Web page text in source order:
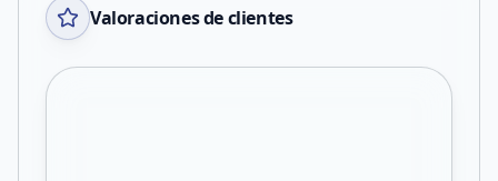
Valoraciones de clientes